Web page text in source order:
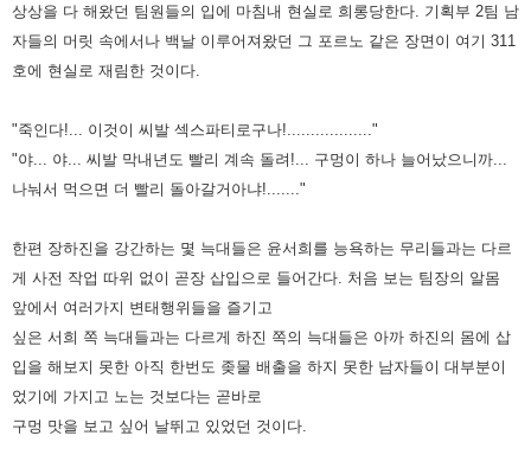
상상을 다 해왔던 팀원들의 입에 마침내 현실로 희롱당한다. 기획부 2팀 남
자들의 머릿 속에서나 백날 이루어져왔던 그 포르노 같은 장면이 여기 311
호에 현실로 재림한 것이다.
"죽인다!... 이것이 씨발 섹스파티로구나!.................."
"야... 야... 씨발 막내년도 빨리 계속 돌려!... 구멍이 하나 늘어났으니까...
나눠서 먹으면 더 빨리 돌아갈거아냐!......."
한편 장하진을 강간하는 몇 늑대들은 윤서희를 능욕하는 무리들과는 다르
게 사전 작업 따위 없이 곧장 삽입으로 들어간다. 처음 보는 팀장의 알몸
앞에서 여러가지 변태행위들을 즐기고
싶은 서희 쪽 늑대들과는 다르게 하진 쪽의 늑대들은 아까 하진의 몸에 삽
입을 해보지 못한 아직 한번도 좆물 배출을 하지 못한 남자들이 대부분이
었기에 가지고 노는 것보다는 곧바로
구멍 맛을 보고 싶어 날뛰고 있었던 것이다.